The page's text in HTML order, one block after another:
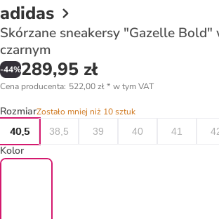
adidas
Skórzane sneakersy "Gazelle
czarnym
-44%289,95 zł
Cena producenta: 522,00 zł* w tym VAT
RozmiarZostało mniej niż 10 sztuk
40,5
38,5 39 40 41
Kolor